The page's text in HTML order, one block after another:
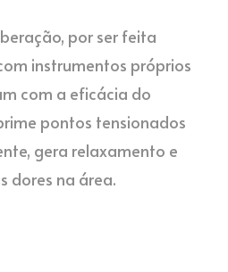
por ser feita
instrumentos próprios
com a eficácia do
pontos tensionados
gera relaxamento e
dores na área.